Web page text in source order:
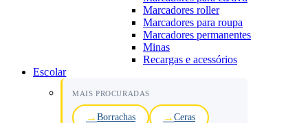
Marcadores roller
Marcadores para roupa
Marcadores permanentes
Minas
Recargas e acessórios
Escolar
MAIS PROCURADAS
Borrachas Ceras